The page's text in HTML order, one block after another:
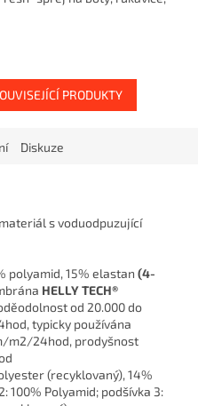
PRODUKTY
Diskuze
s voduodpuzující
polyamid, 15% elastan (4-
HELLY TECH®
od 20.000 do
typicky používána
m2/24hod, prodyšnost
(recyklovaný), 14%
100% Polyamid; podšívka 3: